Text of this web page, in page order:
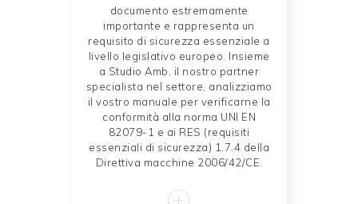
documento estremamente
importante e rappresenta un
requisito di sicurezza essenziale a
livello legislativo europeo. Insieme
a Studio Amb, il nostro partner
specialista nel settore, analizziamo
il vostro manuale per verificarne la
conformità alla norma UNI EN
82079-1 e ai RES (requisiti
essenziali di sicurezza) 1.7.4 della
Direttiva macchine 2006/42/CE.